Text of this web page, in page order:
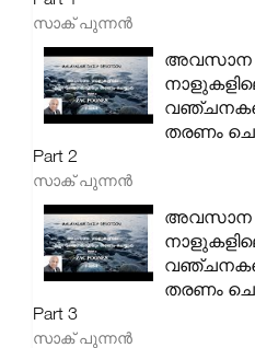
സാക് പുന്നൻ
അവസാന
തരണം
Part 2
സാക് പുന്നൻ
അവസാന
തരണം
Part 3
സാക് പുന്നൻ